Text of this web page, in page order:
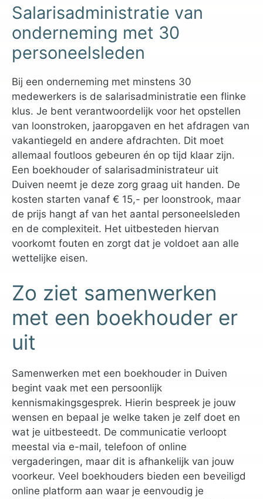
Salarisadministratie van
onderneming met 30
personeelsleden
Bij een onderneming met minstens 30
medewerkers is de salarisadministratie een flinke
klus. Je bent verantwoordelijk voor het opstellen
van loonstroken, jaaropgaven en het afdragen van
vakantiegeld en andere afdrachten. Dit moet
allemaal foutloos gebeuren én op tijd klaar zijn.
Een boekhouder of salarisadministrateur uit
Duiven neemt je deze zorg graag uit handen. De
kosten starten vanaf € 15,- per loonstrook, maar
de prijs hangt af van het aantal personeelsleden
en de complexiteit. Het uitbesteden hiervan
voorkomt fouten en zorgt dat je voldoet aan alle
wettelijke eisen.
Zo ziet samenwerken
met een boekhouder er
uit
Samenwerken met een boekhouder in Duiven
begint vaak met een persoonlijk
kennismakingsgesprek. Hierin bespreek je jouw
wensen en bepaal je welke taken je zelf doet en
wat je uitbesteedt. De communicatie verloopt
meestal via e-mail, telefoon of online
vergaderingen, maar dit is afhankelijk van jouw
voorkeur. Veel boekhouders bieden een beveiligd
online platform aan waar je eenvoudig je